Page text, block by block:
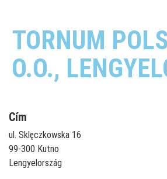
TORNUM
O.O.,
Cím
ul. Sklęczkowska 16
99-300 Kutno
Lengyelország